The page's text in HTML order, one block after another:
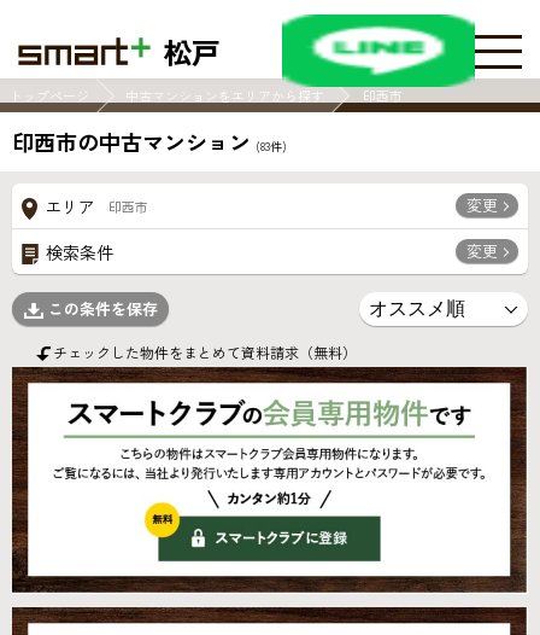
松戸
トップページ 中古マンションをエリアから探す 印西市
印西市の中古マンション (83件)
エリア 印西市 変更
検索条件 変更
この条件を保存
チェックした物件をまとめて資料請求（無料）